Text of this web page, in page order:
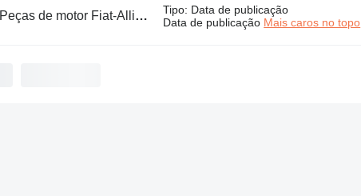
Peças de motor Fiat-Allis para bulldozer Tipo: Data de publicação
Data de publicação Mais caros no topo